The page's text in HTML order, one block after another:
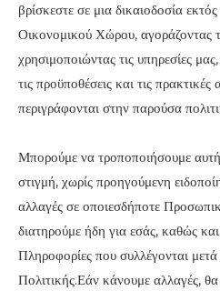
βρίσκεστε σε μια δικαιοδοσία
Οικονομικού Χώρου, αγοράζοντας
χρησιμοποιώντας τις υπηρεσίες
τις προϋποθέσεις και τις
περιγράφονται στην παρούσα
Μπορούμε να τροποποιήσουμε
στιγμή, χωρίς προηγούμενη
αλλαγές σε οποιεσδήποτε
διατηρούμε ήδη για εσάς, καθώς
Πληροφορίες που συλλέγονται
Πολιτικής.Εάν κάνουμε αλλαγές,